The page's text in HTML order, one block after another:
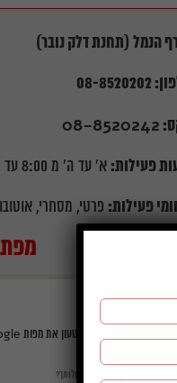
הנמל (תחנת דלק נובר)
8520202
08-8520242
פעילות: א' עד ה' מ 8:00 עד 17:00 ו' מ: 8:00 עד 13:00
פעילות: פרטי, מסחרי,
‏דף זה לא יכול לטעון את מפות Google כראוי.
האם האתר הזה בבעלותך?